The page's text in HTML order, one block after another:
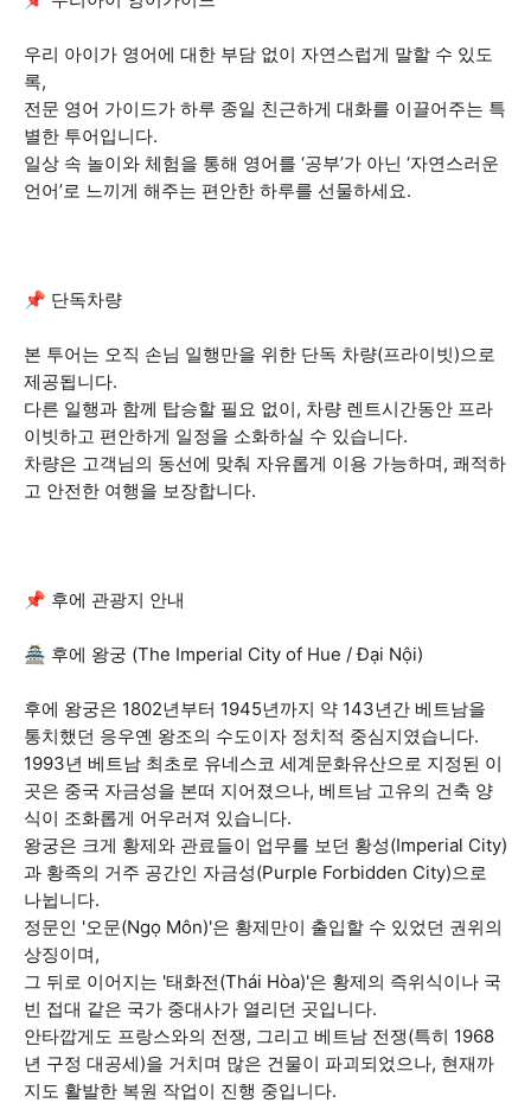
우리 아이가 영어에 대한 부담 없이 자연스럽게 말할 수 있도
록,
전문 영어 가이드가 하루 종일 친근하게 대화를 이끌어주는 특
별한 투어입니다.
일상 속 놀이와 체험을 통해 영어를 ‘공부’가 아닌 ‘자연스러운
언어’로 느끼게 해주는 편안한 하루를 선물하세요.
📌 단독차량
본 투어는 오직 손님 일행만을 위한 단독 차량(프라이빗)으로
제공됩니다.
다른 일행과 함께 탑승할 필요 없이, 차량 렌트시간동안 프라
이빗하고 편안하게 일정을 소화하실 수 있습니다.
차량은 고객님의 동선에 맞춰 자유롭게 이용 가능하며, 쾌적하
고 안전한 여행을 보장합니다.
📌 후에 관광지 안내
🏯 후에 왕궁 (The Imperial City of Hue / Đại Nội)
후에 왕궁은 1802년부터 1945년까지 약 143년간 베트남을
통치했던 응우옌 왕조의 수도이자 정치적 중심지였습니다.
1993년 베트남 최초로 유네스코 세계문화유산으로 지정된 이
곳은 중국 자금성을 본떠 지어졌으나, 베트남 고유의 건축 양
식이 조화롭게 어우러져 있습니다.
왕궁은 크게 황제와 관료들이 업무를 보던 황성(Imperial City)
과 황족의 거주 공간인 자금성(Purple Forbidden City)으로
나뉩니다.
정문인 '오문(Ngọ Môn)'은 황제만이 출입할 수 있었던 권위의
상징이며,
그 뒤로 이어지는 '태화전(Thái Hòa)'은 황제의 즉위식이나 국
빈 접대 같은 국가 중대사가 열리던 곳입니다.
안타깝게도 프랑스와의 전쟁, 그리고 베트남 전쟁(특히 1968
년 구정 대공세)을 거치며 많은 건물이 파괴되었으나, 현재까
지도 활발한 복원 작업이 진행 중입니다.